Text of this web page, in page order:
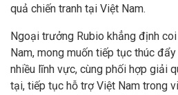
quả chiến tranh tại Việt Nam.
Ngoại trưởng Rubio khẳng định
Nam, mong muốn tiếp tục thúc
nhiều lĩnh vực, cùng phối hợp giải
tại, tiếp tục hỗ trợ Việt Nam trong